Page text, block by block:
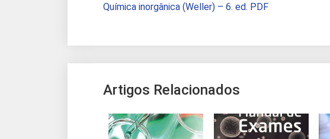
Química inorgânica (Weller) – 6. ed. PDF
Artigos Relacionados